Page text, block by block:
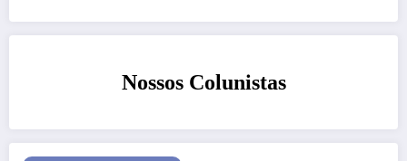
Nossos Colunistas